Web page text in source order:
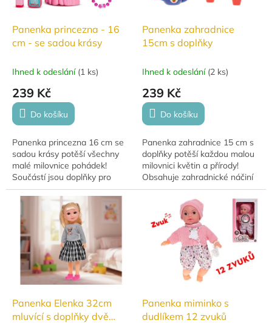
Panenka princezna - 16
cm - se sadou krásy
Ihned k odeslání (1 ks)
239 Kč
Do košíku
Panenka princezna 16 cm se
sadou krásy potěší všechny
malé milovnice pohádek!
Součástí jsou doplňky pro
česání a parádění, se kterými
se z každé holčičky stane
opravdová...
Panenka zahradnice
15cm s doplňky
Ihned k odeslání (2 ks)
239 Kč
Do košíku
Panenka zahradnice 15 cm s
doplňky potěší každou malou
milovnici květin a přírody!
Obsahuje zahradnické náčiní
a doplňky pro kreativní hru na
Panenka Elenka 32cm
mluvící s doplňky dvě
Panenka miminko s
dudlíkem 12 zvuků